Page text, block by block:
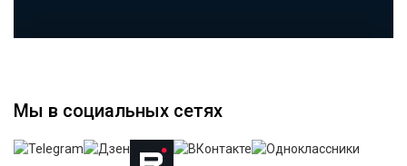
Мы в социальных сетях